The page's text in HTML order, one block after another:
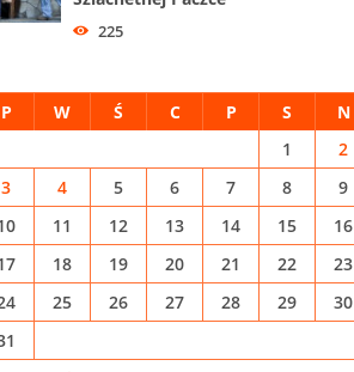
225
P W Ś C P S N
1
2
3
4 5 6 7 8
9
11 12 13 14 15
16
18 19 20 21 22
23
25 26 27 28 29
30